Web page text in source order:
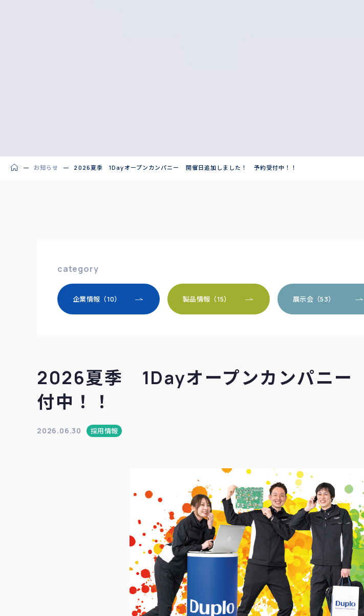
お知らせ 2026夏季 1Dayオープンカンパニー 開催日追加しました！ 予約受付中！！
category
企業情報（10） 製品情報（15） 展示会（53）
2026夏季 1Dayオープンカンパニ
付中！！
2026.06.30 採用情報